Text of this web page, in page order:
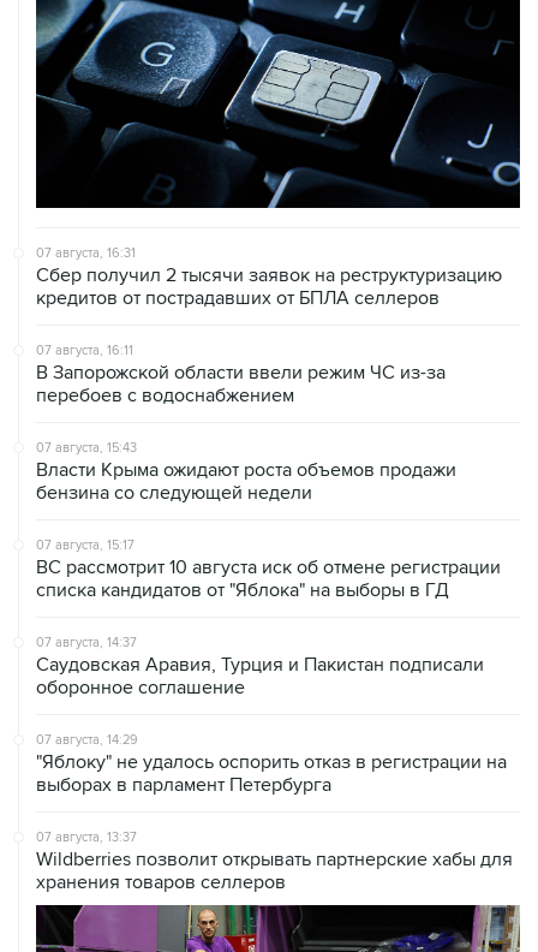
07 августа, 16:31
Сбер получил 2 тысячи заявок на реструктуризацию
кредитов от пострадавших от БПЛА селлеров
07 августа, 16:11
В Запорожской области ввели режим ЧС из-за
перебоев с водоснабжением
07 августа, 15:43
Власти Крыма ожидают роста объемов продажи
бензина со следующей недели
07 августа, 15:17
ВС рассмотрит 10 августа иск об отмене регистрации
списка кандидатов от "Яблока" на выборы в ГД
07 августа, 14:37
Саудовская Аравия, Турция и Пакистан подписали
оборонное соглашение
07 августа, 14:29
"Яблоку" не удалось оспорить отказ в регистрации на
выборах в парламент Петербурга
07 августа, 13:37
Wildberries позволит открывать партнерские хабы для
хранения товаров селлеров